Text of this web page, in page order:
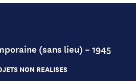
(sans lieu) – 1945
NON REALISES